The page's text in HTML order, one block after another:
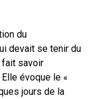
du
devait se tenir du
fait savoir
évoque le «
jours de la